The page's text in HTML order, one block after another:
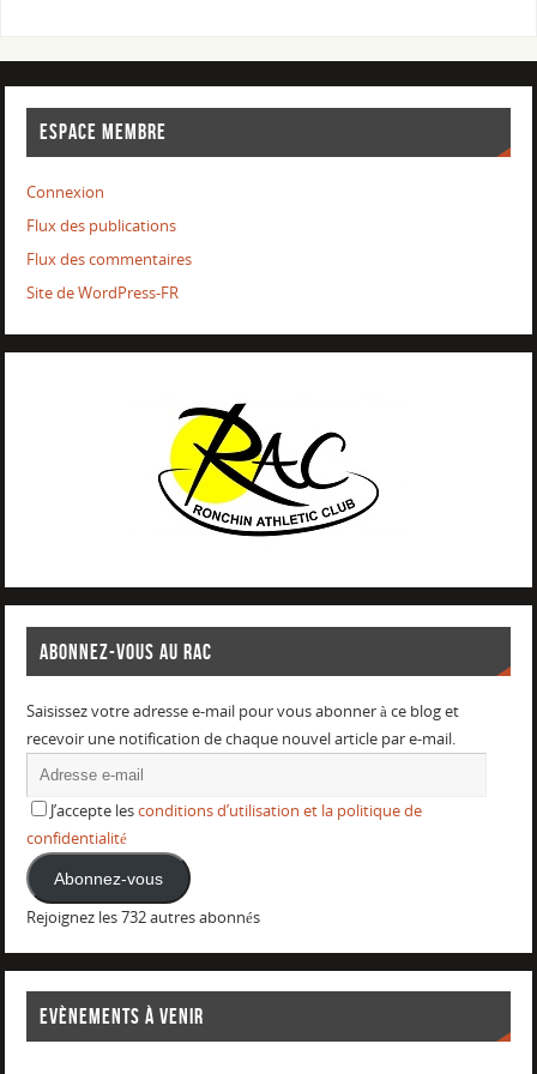
ESPACE MEMBRE
Connexion
Flux des publications
Flux des commentaires
Site de WordPress-FR
ABONNEZ-VOUS AU RAC
Saisissez votre adresse e-mail pour vous abonner à ce blog et
recevoir une notification de chaque nouvel article par e-mail.
J’accepte lesconditions d’utilisation et la politique de
confidentialité
Abonnez-vous
Rejoignez les 732 autres abonnés
EVÈNEMENTS À VENIR